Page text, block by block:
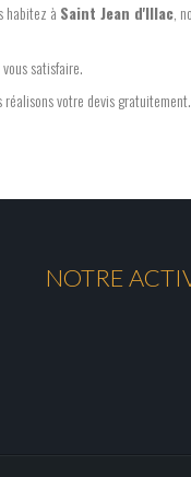
habitez à Saint Jean d'Illac ,
satisfaire.
réalisons votre devis gratuitement.
NOTRE